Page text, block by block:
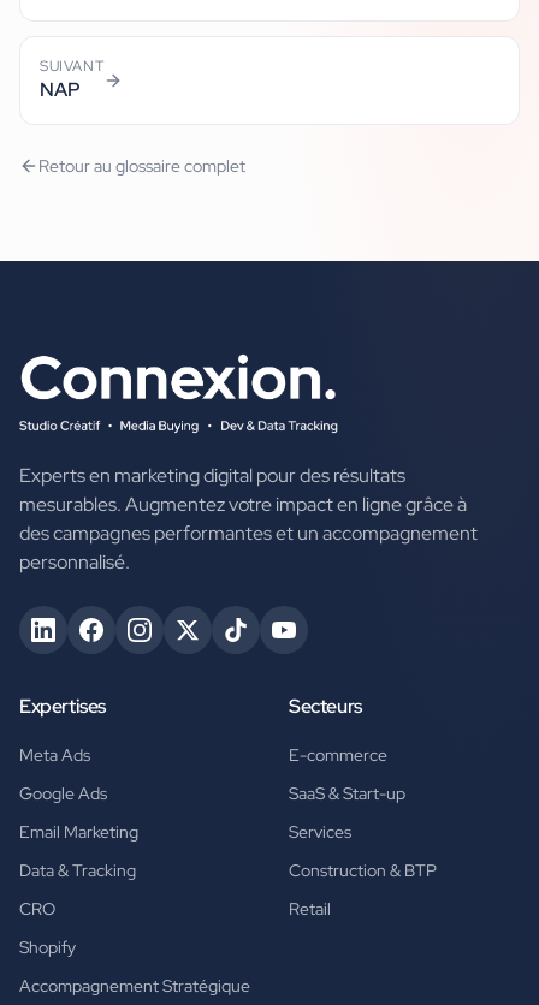
SUIVANT
NAP
Retour au glossaire complet
Experts en marketing digital pour des résultats
mesurables. Augmentez votre impact en ligne grâce à
des campagnes performantes et un accompagnement
personnalisé.
Expertises
Meta Ads
Google Ads
Email Marketing
Data & Tracking
CRO
Shopify
Accompagnement Stratégique
Secteurs
E-commerce
SaaS & Start-up
Services
Construction & BTP
Retail